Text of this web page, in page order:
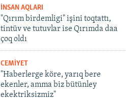
İNSAN AQLARI
"Qırım birdemligi" işini toqtattı,
tintüv ve tutuvlar ise Qırımda daa
çoq oldı
CEMİYET
"Haberlerge köre, yarıq bere
ekenler, amma biz bütünley
ekektriksizmiz"